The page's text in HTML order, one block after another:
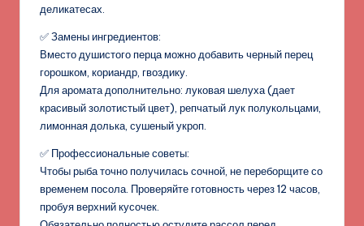
деликатесах.
✅ Замены ингредиентов:
Вместо душистого перца можно добавить черный перец
горошком, кориандр, гвоздику.
Для аромата дополнительно: луковая шелуха (дает
красивый золотистый цвет), репчатый лук полукольцами,
лимонная долька, сушеный укроп.
✅ Профессиональные советы:
Чтобы рыба точно получилась сочной, не переборщите со
временем посола. Проверяйте готовность через 12 часов,
пробуя верхний кусочек.